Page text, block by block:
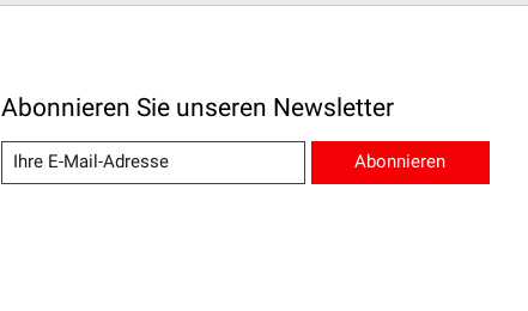
Abonnieren Sie unseren Newsletter
Abonnieren